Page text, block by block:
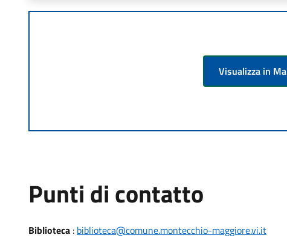
Visualizza in
Punti di contatto
Biblioteca: biblioteca@comune.montecchio-maggiore.vi.it